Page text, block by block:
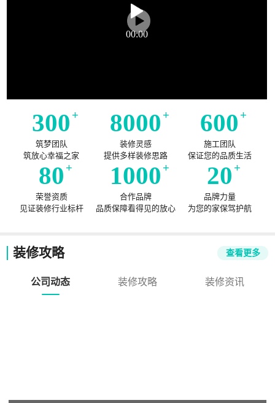
00:00
300 +
筑梦团队
筑放心幸福之家
8000 +
装修灵感
提供多样装修思路
600 +
施工团队
保证您的品质生活
80 +
荣誉资质
见证装修行业标杆
1000 +
合作品牌
品质保障看得见的放心
20 +
品牌力量
为您的家保驾护航
装修攻略 查看更多
公司动态 装修攻略 装修资讯